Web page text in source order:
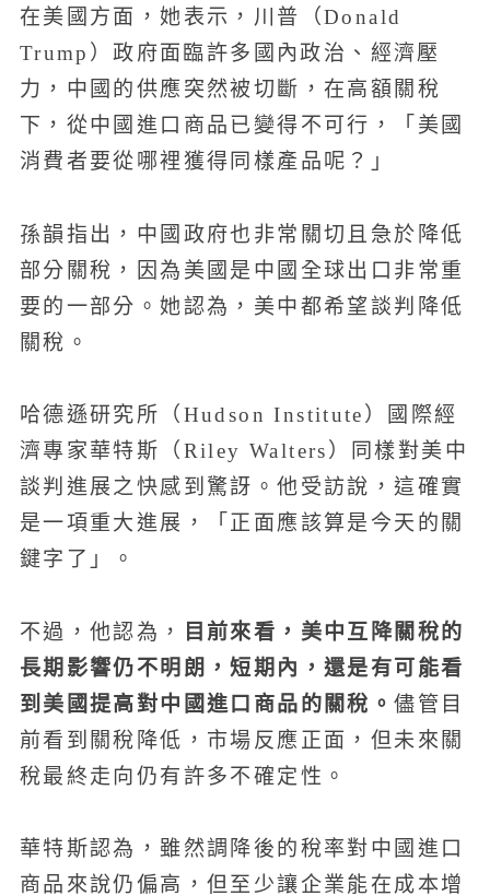
在美國方面，她表示，川普（Donald
Trump）政府面臨許多國內政治、經濟壓
力，中國的供應突然被切斷，在高額關稅
下，從中國進口商品已變得不可行，「美國
消費者要從哪裡獲得同樣產品呢？」
孫韻指出，中國政府也非常關切且急於降低
部分關稅，因為美國是中國全球出口非常重
要的一部分。她認為，美中都希望談判降低
關稅。
哈德遜研究所（Hudson Institute）國際經
濟專家華特斯（Riley Walters）同樣對美中
談判進展之快感到驚訝。他受訪說，這確實
是一項重大進展，「正面應該算是今天的關
鍵字了」。
不過，他認為，
目前來看，美中互降關稅的
長期影響仍不明朗，短期內，還是有可能看
到美國提高對中國進口商品的關稅。儘管目
前看到關稅降低，市場反應正面，但未來關
稅最終走向仍有許多不確定性。
華特斯認為，雖然調降後的稅率對中國進口
商品來說仍偏高，但至少讓企業能在成本增